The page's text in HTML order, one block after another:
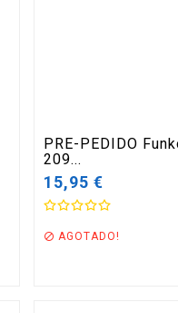
PRE-PEDIDO
209...
15,95 €
 AGOTADO!